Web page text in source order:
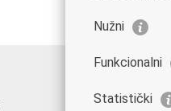
Korisne
Vlada RH
Nužni
Funkcionalni
Statistički